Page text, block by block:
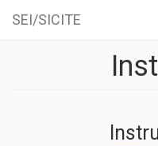
SEI/SICITE